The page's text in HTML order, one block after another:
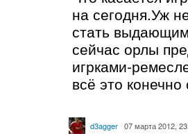
на сегодня.Уж
стать
сейчас орлы
игрками-
всё это конечно
d3agger 07 марта 2012,